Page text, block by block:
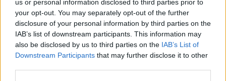
us or personal information disclosed to third parties prior to
your opt-out. You may separately opt-out of the further
disclosure of your personal information by third parties on the
IAB’s list of downstream participants. This information may
also be disclosed by us to third parties on the IAB’s List of
Downstream Participants that may further disclose it to other
«Κρατάμε την επιστημονική απόσταση,
δεν είναι δυνατόν να πάω να επέμβω,
ούτε γίνεται να στείλω κάποιον
κτηνίατρο σε ένα μέρος όπου υπάρχει
αγέλη με λύκους, είναι επικίνδυνο» λέει
στο protothema.gr ο διδάκτορας
ζωολογίας του ΑΠΘ, Θεόδωρος Κομηνός
- Έχουν πεθάνει και έξι λυκόπουλα